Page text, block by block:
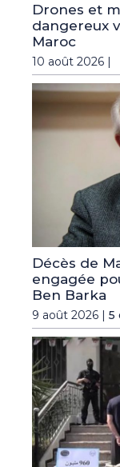
Drones et
dangereux
Maroc
10 août 2026 |
Décès de
engagée
Ben Barka
9 août 2026 | 5